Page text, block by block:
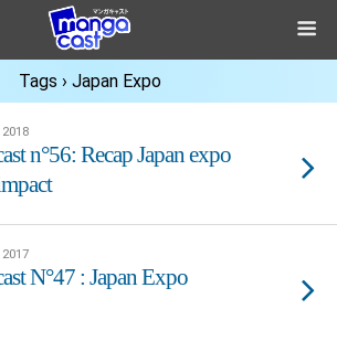
Tags › Japan Expo
n°56: Recap Japan expo
N°47 : Japan Expo